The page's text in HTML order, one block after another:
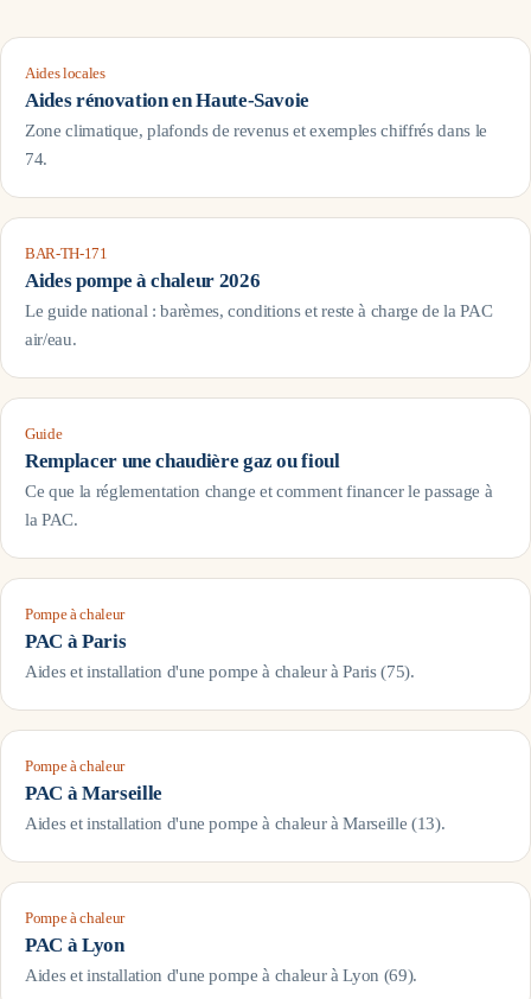
Aides locales
Aides rénovation enHaute-Savoie
Zone climatique, plafonds de revenus et exemples chiffrés dans le
74.
BAR-TH-171
Aides pompe à chaleur 2026
Le guide national : barèmes, conditions et reste à charge de la PAC
air/eau.
Guide
Remplacer une chaudière gaz ou fioul
Ce que la réglementation change et comment financer le passage à
la PAC.
Pompe à chaleur
PAC àParis
Aides et installation d'une pompe à chaleur àParis(75).
Pompe à chaleur
PAC àMarseille
Aides et installation d'une pompe à chaleur àMarseille (13).
Pompe à chaleur
PAC àLyon
Aides et installation d'une pompe à chaleur àLyon (69).